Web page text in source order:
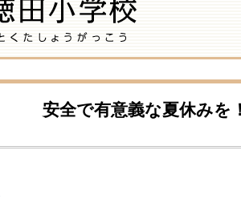
安全で有意義な夏休みを！